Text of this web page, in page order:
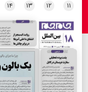
۱۱ ۱۲ ۱۳ ۱۴